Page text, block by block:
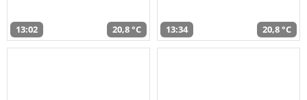
13:02 20,8 °C 13:34 20,8 °C